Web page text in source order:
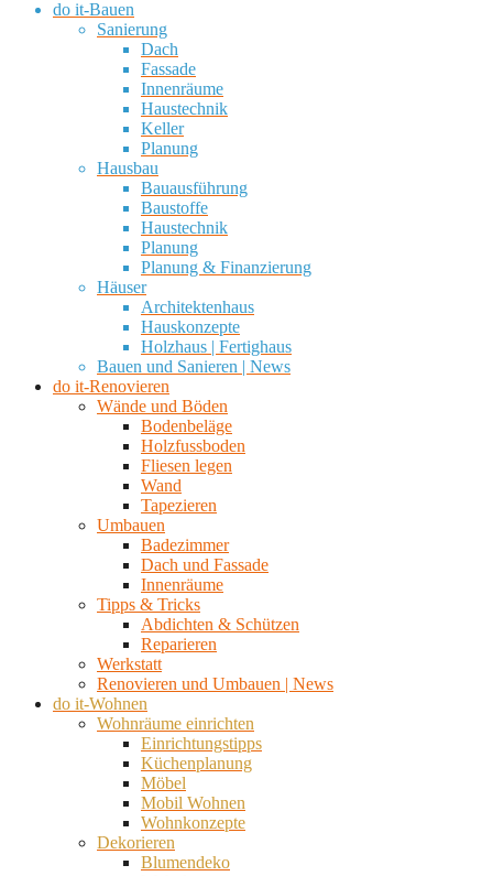
do it-Bauen
Sanierung
Dach
Fassade
Innenräume
Haustechnik
Keller
Planung
Hausbau
Bauausführung
Baustoffe
Haustechnik
Planung
Planung & Finanzierung
Häuser
Architektenhaus
Hauskonzepte
Holzhaus | Fertighaus
Bauen und Sanieren | News
do it-Renovieren
Wände und Böden
Bodenbeläge
Holzfussboden
Fliesen legen
Wand
Tapezieren
Umbauen
Badezimmer
Dach und Fassade
Innenräume
Tipps & Tricks
Abdichten & Schützen
Reparieren
Werkstatt
Renovieren und Umbauen | News
do it-Wohnen
Wohnräume einrichten
Einrichtungstipps
Küchenplanung
Möbel
Mobil Wohnen
Wohnkonzepte
Dekorieren
Blumendeko